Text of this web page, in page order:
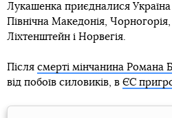
Лукашенка приєдналися
Північна Македонія, Чорногорія,
Ліхтенштейн і Норвегія.
Після смерті мінчанина Романа
від побоїв силовиків, в ЄС